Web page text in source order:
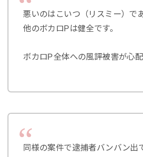
悪いのはこいつ（リスミー）で
他のボカロPは健全です。
ボカロP全体への風評被害が心配
同様の案件で逮捕者バンバン出